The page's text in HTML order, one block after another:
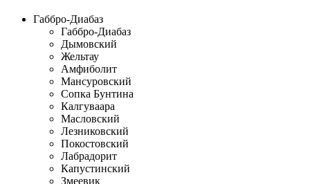
Габбро-Диабаз
Габбро-Диабаз
Дымовский
Жельтау
Амфиболит
Мансуровский
Сопка Бунтина
Калгуваара
Масловский
Лезниковский
Покостовский
Лабрадорит
Капустинский
Змеевик